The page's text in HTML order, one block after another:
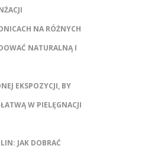
NA RÓŻNYCH
NATURALNĄ I
EKSPOZYCJI, BY
W PIELĘGNACJI
JAK DOBRAĆ